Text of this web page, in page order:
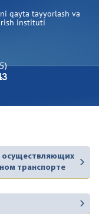
qayta tayyorlash va
instituti
транспорте